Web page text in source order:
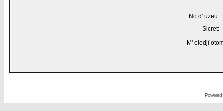
No d' uzeu:
Sicret:
M' elodjî
Powered